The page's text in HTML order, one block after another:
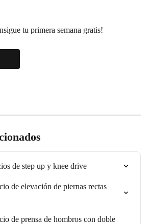
tu primera semana gratis!
de step up y knee drive
de elevación de piernas rectas
de prensa de hombros con doble